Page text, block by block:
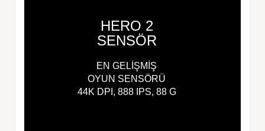
HERO 2
SENSÖR
EN GELİŞMİŞ
OYUN SENSÖRÜ
44K DPI, 888 IPS, 88 G